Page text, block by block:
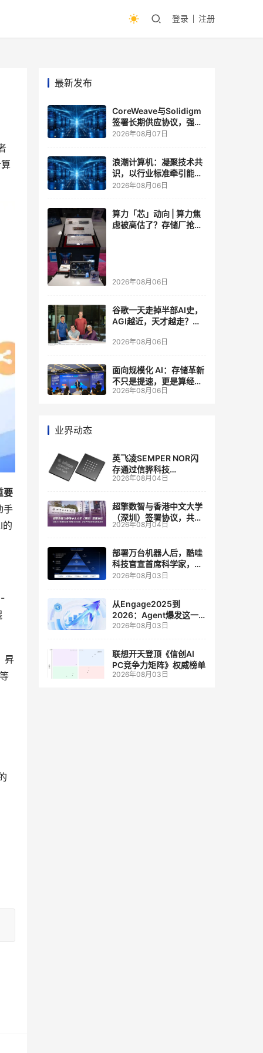
登录 注册
要
手
的
昇
最新发布
CoreWeave与Solidigm
签署长期供应协议，强化
一体化人工智能云平台
2026年08月07日
浪潮计算机：凝聚技术共
识，以行业标准牵引能力
跃升
2026年08月06日
算力「芯」动向 | 算力焦
虑被高估了？存储厂抢了
2026年08月06日
谷歌一天走掉半部AI史，
AGI越近，天才越走？大
自己的研发节奏
2026年08月06日
面向规模化 AI：存储革新
不只是提速，更是算经济
账
2026年08月06日
业界动态
英飞凌SEMPER NOR闪
存通过信骅科技
AST2700 BMC认证，全
管理
2026年08月04日
超擎数智与香港中文大学
（深圳）签署协议，共建
人工智能和边缘计算联合
2026年08月04日
部署万台机器人后，酷哇
科技官宣首席科学家，要
让世界模型交付生产力
2026年08月03日
从Engage2025到
2026：Agent爆发这一
年，AI CRM 走到哪了
2026年08月03日
联想开天登顶《信创AI
PC竞争力矩阵》权威榜单
2026年08月03日